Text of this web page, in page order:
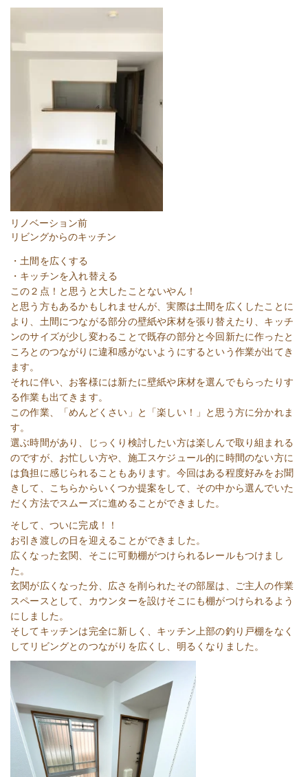
リノベーション前
リビングからのキッチン
・土間を広くする
・キッチンを入れ替える
この２点！と思うと大したことないやん！
と思う方もあるかもしれませんが、実際は土間を広くしたことに
より、土間につながる部分の壁紙や床材を張り替えたり、キッチ
ンのサイズが少し変わることで既存の部分と今回新たに作ったと
ころとのつながりに違和感がないようにするという作業が出てき
ます。
それに伴い、お客様には新たに壁紙や床材を選んでもらったりす
る作業も出てきます。
この作業、「めんどくさい」と「楽しい！」と思う方に分かれま
す。
選ぶ時間があり、じっくり検討したい方は楽しんで取り組まれる
のですが、お忙しい方や、施工スケジュール的に時間のない方に
は負担に感じられることもあります。今回はある程度好みをお聞
きして、こちらからいくつか提案をして、その中から選んでいた
だく方法でスムーズに進めることができました。
そして、ついに完成！！
お引き渡しの日を迎えることができました。
広くなった玄関、そこに可動棚がつけられるレールもつけまし
た。
玄関が広くなった分、広さを削られたその部屋は、ご主人の作業
スペースとして、カウンターを設けそこにも棚がつけられるよう
にしました。
そしてキッチンは完全に新しく、キッチン上部の釣り戸棚をなく
してリビングとのつながりを広くし、明るくなりました。